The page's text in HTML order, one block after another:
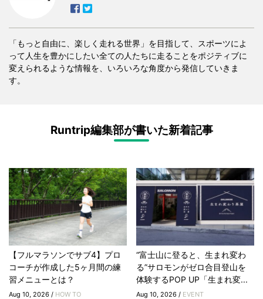
「もっと自由に、楽しく走れる世界」を目指して、スポーツによ
って人生を豊かにしたい全ての人たちに走ることをポジティブに
変えられるような情報を、いろいろな角度から発信していきま
す。
Runtrip編集部が書いた新着記事
【フルマラソンでサブ4】プロ
コーチが作成した5ヶ月間の練
習メニューとは？
Aug 10, 2026 / HOW TO
“富士山に登ると、生まれ変わ
る”サロモンがゼロ合目登山を
体験するPOP UP「生まれ変...
Aug 10, 2026 / EVENT